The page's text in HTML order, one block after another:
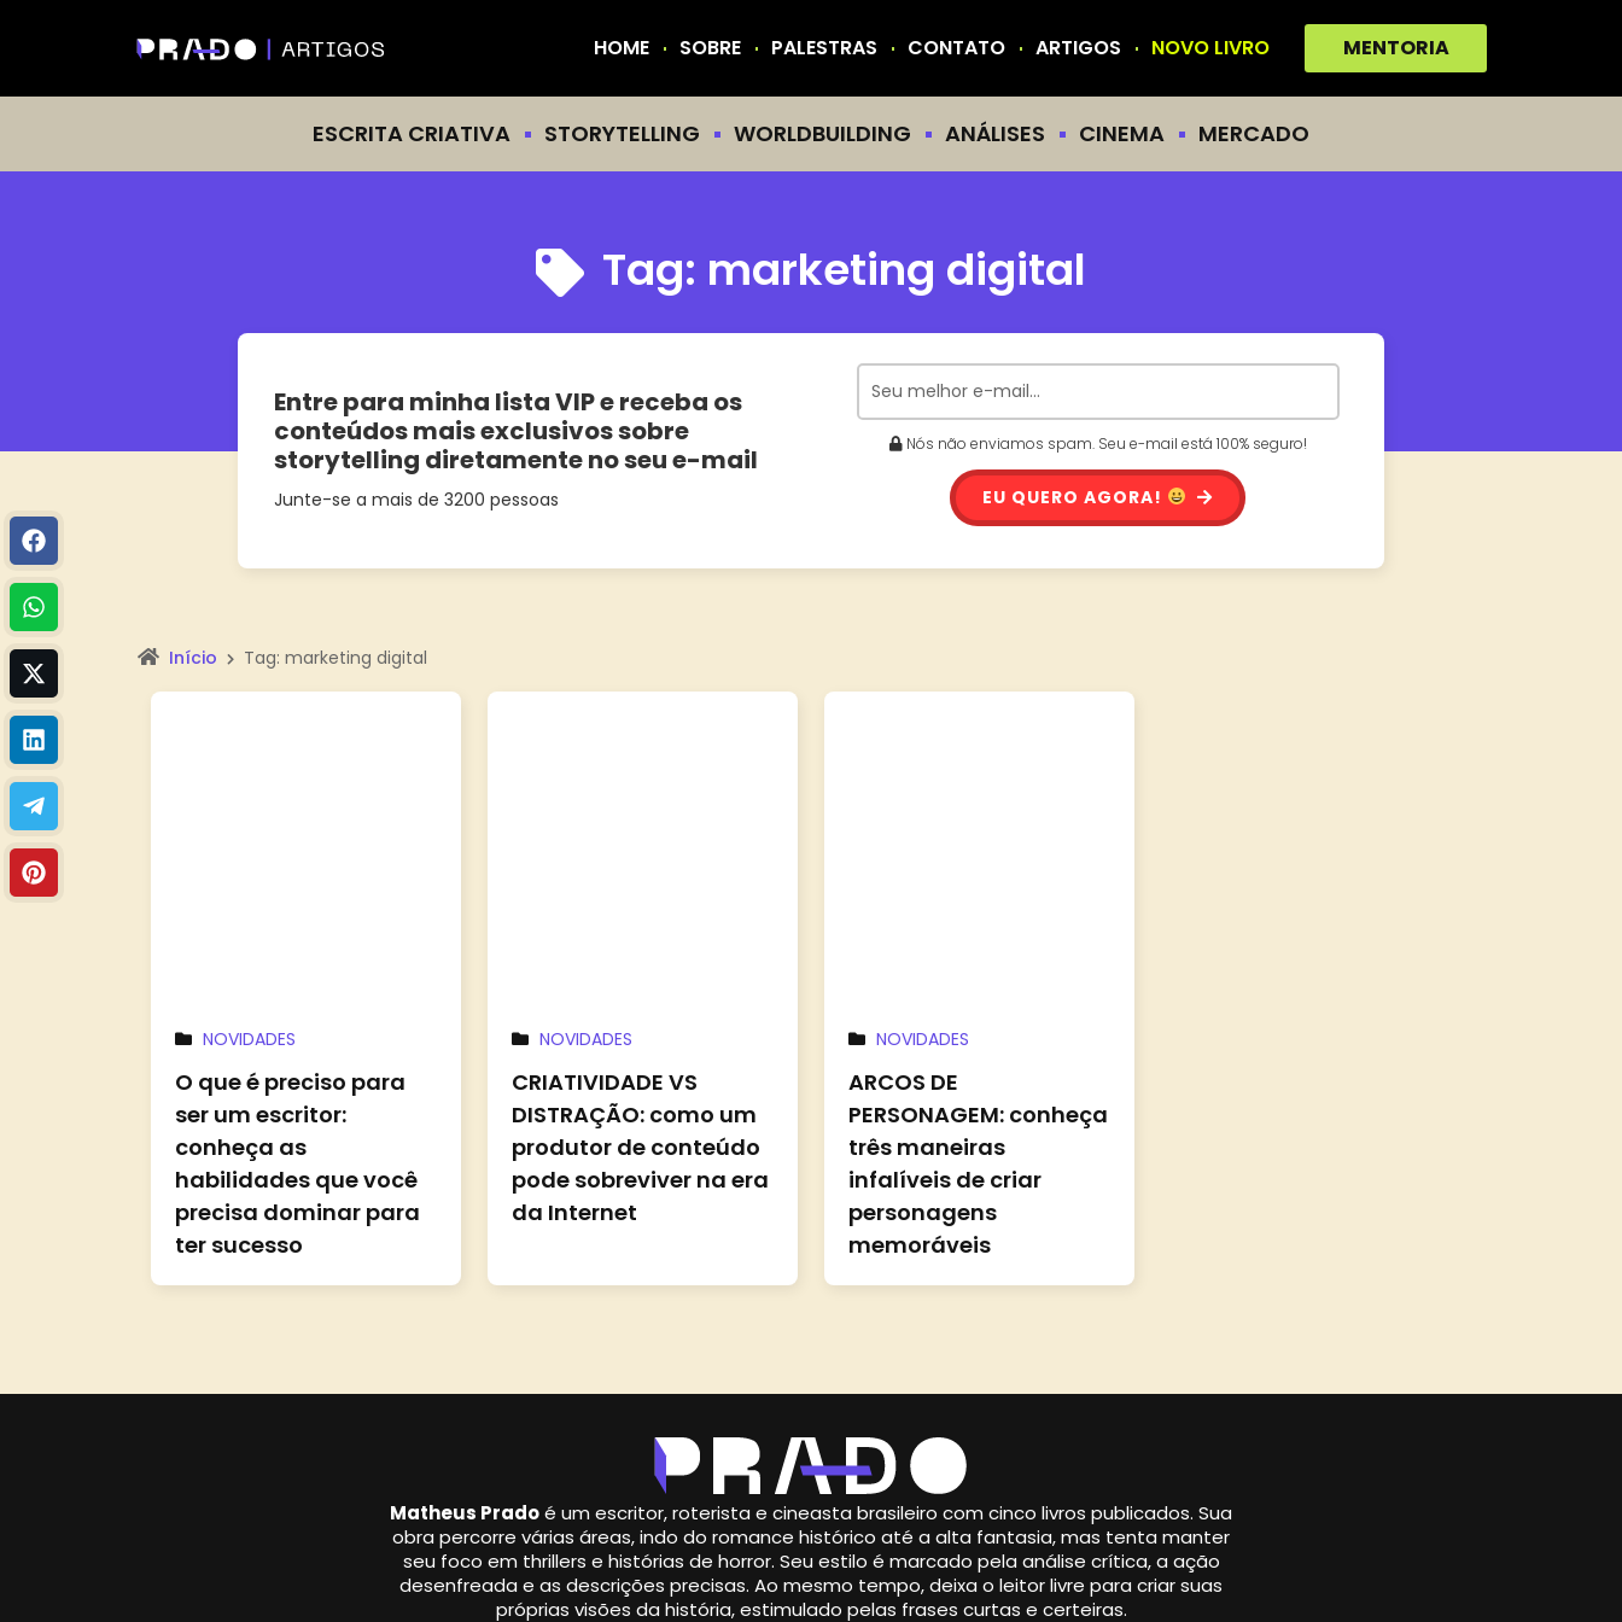
HOME SOBRE PALESTRAS CONTATO ARTIGOS NOVO LIVRO MENTORIA
ESCRITA CRIATIVA STORYTELLING WORLDBUILDING ANÁLISES CINEMA MERCADO
Tag: marketing digital
Entre para minha lista VIP e receba os
conteúdos mais exclusivos sobre
storytelling diretamente no seu e-mail
Junte-se a mais de 3200 pessoas
Nós não enviamos spam. Seu e-mail está 100% seguro!
EU QUERO AGORA!
Início Tag: marketing digital
NOVIDADES
O que é preciso para
ser um escritor:
conheça as
habilidades que você
precisa dominar para
ter sucesso
NOVIDADES
CRIATIVIDADE VS
DISTRAÇÃO: como um
produtor de conteúdo
pode sobreviver na era
da Internet
NOVIDADES
ARCOS DE
PERSONAGEM: conheça
três maneiras
infalíveis de criar
personagens
memoráveis
Matheus Pradoé um escritor, roterista e cineasta brasileiro com cinco livros publicados. Sua
obra percorre várias áreas, indo do romance histórico até a alta fantasia, mas tenta manter
seu foco em thrillers e histórias de horror. Seu estilo é marcado pela análise crítica, a ação
desenfreada e as descrições precisas. Ao mesmo tempo, deixa o leitor livre para criar suas
próprias visões da história, estimulado pelas frases curtas e certeiras.